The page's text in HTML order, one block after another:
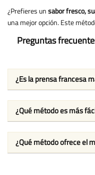
¿Prefieres unsabor fresco,
una mejor opción. Este
Preguntas
¿Es la prensa francesa
¿Qué método es más
¿Qué método ofrece el